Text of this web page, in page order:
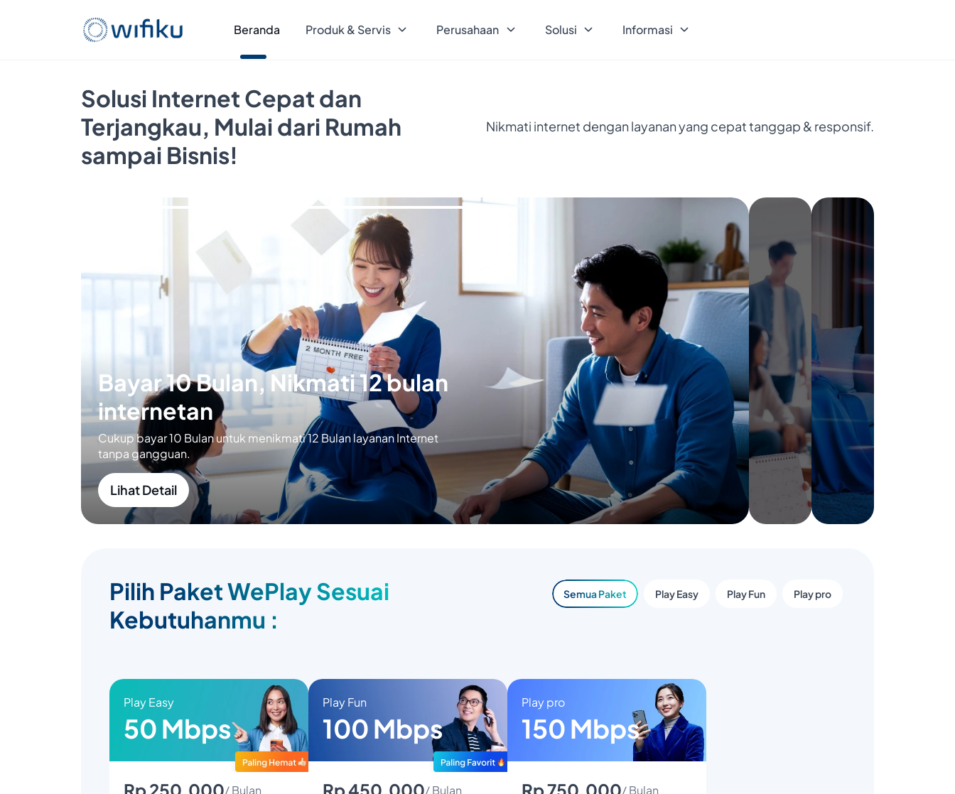
Beranda Produk & Servis Perusahaan Solusi Informasi
Solusi Internet Cepat dan
Terjangkau, Mulai dari Rumah
sampai Bisnis!
Nikmati internet dengan layanan yang cepat tanggap & responsif.
Bayar 10 Bulan, Nikmati 12 bulan
internetan
Cukup bayar 10 Bulan untuk menikmati 12 Bulan layanan Internet
tanpa gangguan.
Lihat Detail
Pilih Paket WePlay Sesuai
Kebutuhanmu :
Semua Paket Play Easy Play Fun Play pro
Play Easy
50 Mbps
Rp 250.000/ Bulan
Play Fun
100 Mbps
Rp 450.000/ Bulan
Play pro
150 Mbps
Rp 750.000/ Bulan